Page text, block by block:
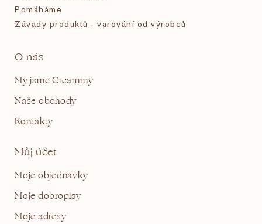
Pomáháme
Závady produktů - varování od výrobců
O nás
My jsme Creammy
Naše obchody
Kontakty
Můj účet
Moje objednávky
Moje dobropisy
Moje adresy